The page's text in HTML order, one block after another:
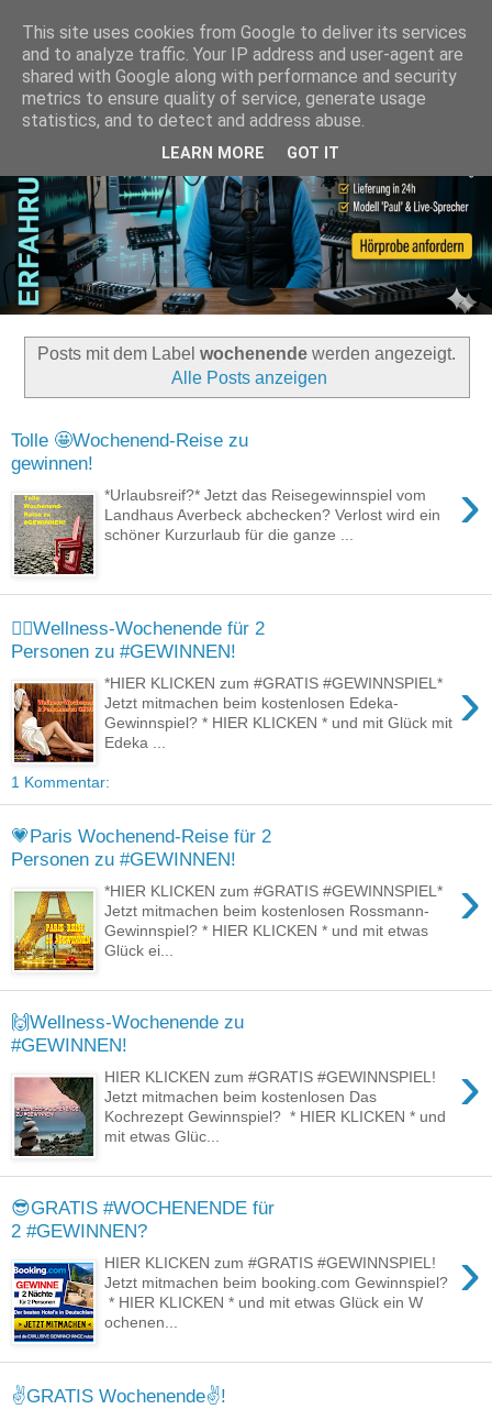
Posts mit dem Label wochenendewerden angezeigt.
Alle Posts anzeigen
Tolle 🤩Wochenend-Reise zu
gewinnen!
›
*Urlaubsreif?* Jetzt das Reisegewinnspiel vom
Landhaus Averbeck abchecken? Verlost wird ein
schöner Kurzurlaub für die ganze ...
🧘‍♀Wellness-Wochenende für 2
Personen zu #GEWINNEN!
›
*HIER KLICKEN zum #GRATIS #GEWINNSPIEL*
Jetzt mitmachen beim kostenlosen Edeka-
Gewinnspiel? * HIER KLICKEN * und mit Glück mit
Edeka ...
1 Kommentar:
💗Paris Wochenend-Reise für 2
Personen zu #GEWINNEN!
›
*HIER KLICKEN zum #GRATIS #GEWINNSPIEL*
Jetzt mitmachen beim kostenlosen Rossmann-
Gewinnspiel? * HIER KLICKEN * und mit etwas
Glück ei...
🙌Wellness-Wochenende zu
#GEWINNEN!
›
HIER KLICKEN zum #GRATIS #GEWINNSPIEL!
Jetzt mitmachen beim kostenlosen Das
Kochrezept Gewinnspiel? * HIER KLICKEN * und
mit etwas Glüc...
😎GRATIS #WOCHENENDE für
2 #GEWINNEN?
›
HIER KLICKEN zum #GRATIS #GEWINNSPIEL!
Jetzt mitmachen beim booking.com Gewinnspiel?
* HIER KLICKEN * und mit etwas Glück ein W
ochenen...
✌GRATIS Wochenende✌!
This site uses cookies from Google to deliver its services
and to analyze traffic. Your IP address and user-agent are
shared with Google along with performance and security
metrics to ensure quality of service, generate usage
statistics, and to detect and address abuse.
LEARN MORE GOT IT